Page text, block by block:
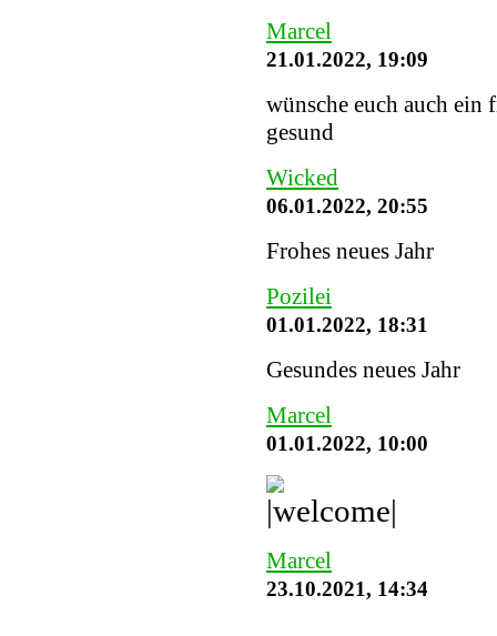
Marcel
21.01.2022, 19:09
wünsche euch auch ein
gesund
Wicked
06.01.2022, 20:55
Frohes neues Jahr
Pozilei
01.01.2022, 18:31
Gesundes neues Jahr
Marcel
01.01.2022, 10:00
Marcel
23.10.2021, 14:34